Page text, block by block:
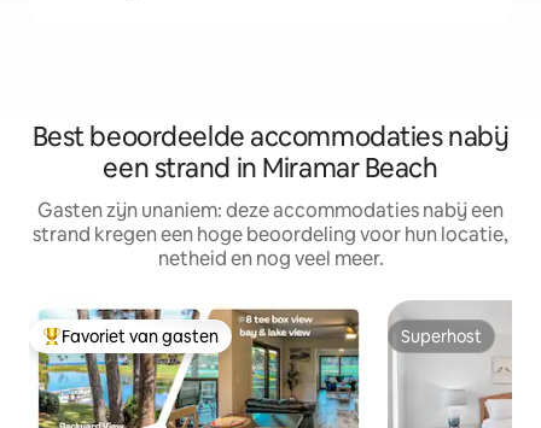
Best beoordeelde accommodaties nabij
een strand in Miramar Beach
Gasten zijn unaniem: deze accommodaties nabij een
strand kregen een hoge beoordeling voor hun locatie,
netheid en nog veel meer.
Topfavoriet van gasten
Favoriet van gasten Superhost
Superhost